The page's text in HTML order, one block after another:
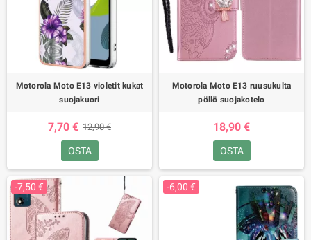
Motorola Moto E13 violetit kukat
suojakuori
7,70 € 12,90 €
OSTA
Motorola Moto E13 ruusukulta
pöllö suojakotelo
18,90 €
OSTA
-7,50 € -6,00 €